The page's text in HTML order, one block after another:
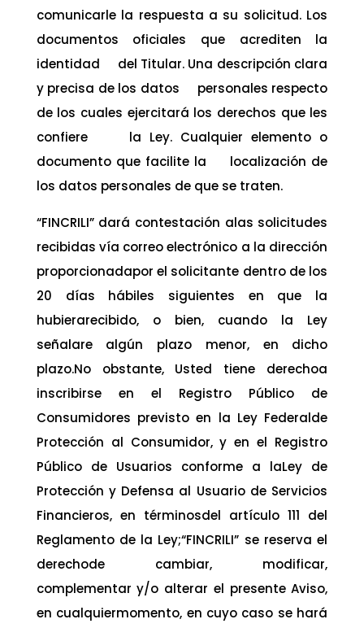
comunicarle la respuesta a su solicitud. Los
documentos oficiales que acrediten la
identidad del Titular. Una descripción clara
y precisa de los datos personales respecto
de los cuales ejercitará los derechos que les
confiere la Ley. Cualquier elemento o
documento que facilite la localización de
los datos personales de que se traten.
“FINCRILI” dará contestación alas solicitudes
recibidas vía correo electrónico a la dirección
proporcionadapor el solicitante dentro de los
20 días hábiles siguientes en que la
hubierarecibido, o bien, cuando la Ley
señalare algún plazo menor, en dicho
plazo.No obstante, Usted tiene derechoa
inscribirse en el Registro Público de
Consumidores previsto en la Ley Federalde
Protección al Consumidor, y en el Registro
Público de Usuarios conforme a laLey de
Protección y Defensa al Usuario de Servicios
Financieros, en términosdel artículo 111 del
Reglamento de la Ley;“FINCRILI” se reserva el
derechode cambiar, modificar,
complementar y/o alterar el presente Aviso,
en cualquiermomento, en cuyo caso se hará